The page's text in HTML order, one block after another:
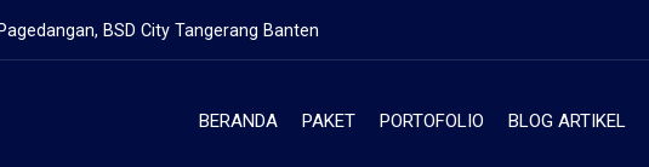
BSD City Tangerang Banten
BERANDA PAKET PORTOFOLIO BLOG ARTIKEL